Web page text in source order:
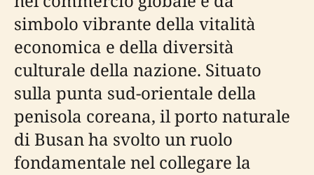
simbolo vibrante della vitalità
economica e della diversità
culturale della nazione. Situato
sulla punta sud-orientale della
penisola coreana, il porto naturale
di Busan ha svolto un ruolo
fondamentale nel collegare la